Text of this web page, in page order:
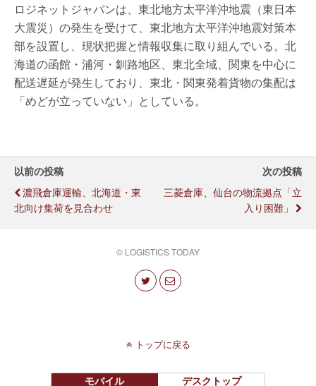
ロジネットジャパンは、東北地方太平洋沖地震（東日本
大震災）の発生を受けて、東北地方太平洋沖地震対策本
部を設置し、現状把握と情報収集に取り組んでいる。北
海道の函館・浦河・釧路地区、東北全域、関東を中心に
配送遅延が発生しており、東北・関東発着貨物の集配は
「めどが立っていない」としている。
以前の投稿
濃飛倉庫運輸、北海道・東
北向け集荷を見合わせ
次の投稿
三菱倉庫、仙台の物流拠点「立
入り困難」
© LOGISTICS TODAY
トップに戻る
モバイル デスクトップ